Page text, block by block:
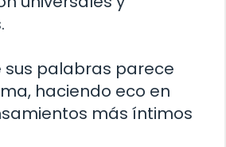
sus palabras parece
haciendo eco en
más íntimos